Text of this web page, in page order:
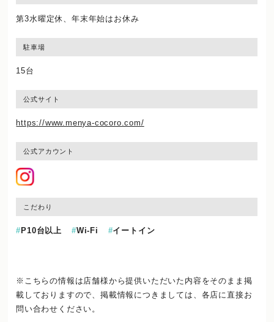
第3水曜定休、年末年始はお休み
駐車場
15台
公式サイト
https://www.menya-cocoro.com/
公式アカウント
こだわり
P10台以上 Wi-Fi イートイン
※こちらの情報は店舗様から提供いただいた内容をそのまま掲
載しておりますので、掲載情報につきましては、各店に直接お
問い合わせください。